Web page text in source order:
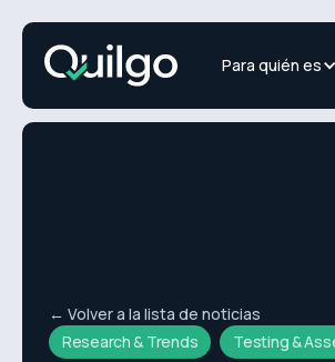
Para quién es
← Volver a la lista de noticias
Research & Trends
Testing &